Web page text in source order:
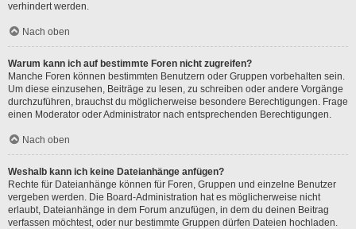
verhindert werden.
Nach oben
Warum kann ich auf bestimmte Foren nicht zugreifen?
Manche Foren können bestimmten Benutzern oder Gruppen vorbehalten sein.
Um diese einzusehen, Beiträge zu lesen, zu schreiben oder andere Vorgänge
durchzuführen, brauchst du möglicherweise besondere Berechtigungen. Frage
einen Moderator oder Administrator nach entsprechenden Berechtigungen.
Nach oben
Weshalb kann ich keine Dateianhänge anfügen?
Rechte für Dateianhänge können für Foren, Gruppen und einzelne Benutzer
vergeben werden. Die Board-Administration hat es möglicherweise nicht
erlaubt, Dateianhänge in dem Forum anzufügen, in dem du deinen Beitrag
verfassen möchtest, oder nur bestimmte Gruppen dürfen Dateien hochladen.